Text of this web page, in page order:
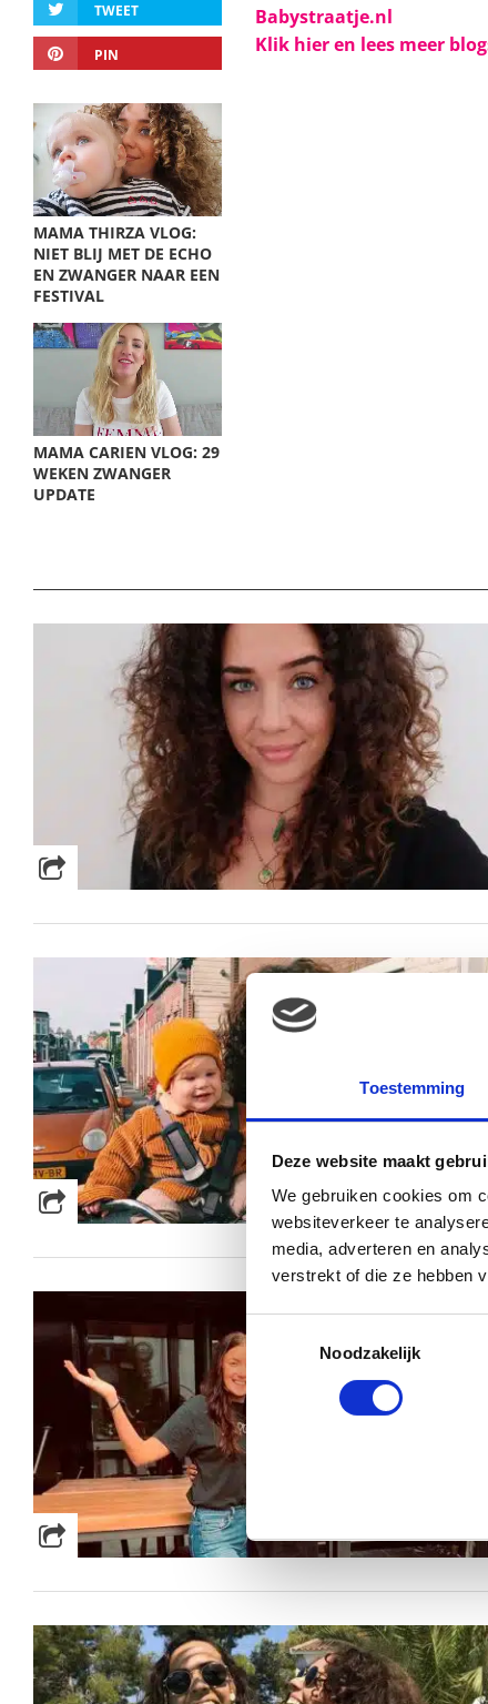
Toestemming
Deze website maakt
We gebruiken cookies om
websiteverkeer te
media, adverteren en
verstrekt of die ze hebben
Noodzakelijk
TWEET
PIN
MAMA THIRZA VLOG:
NIET BLIJ MET DE ECHO
EN ZWANGER NAAR EEN
FESTIVAL
MAMA CARIEN VLOG: 29
WEKEN ZWANGER
UPDATE
Babystraatje.nl
Klik hier en lees meer